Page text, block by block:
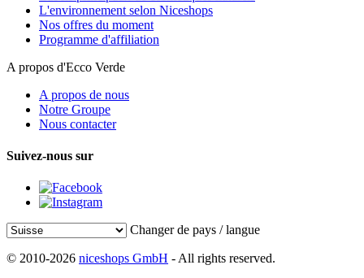
L'environnement selon Niceshops
Nos offres du moment
Programme d'affiliation
A propos d'Ecco Verde
A propos de nous
Notre Groupe
Nous contacter
Suivez-nous sur
Changer de pays / langue
© 2010-2026 niceshops GmbH - All rights reserved.